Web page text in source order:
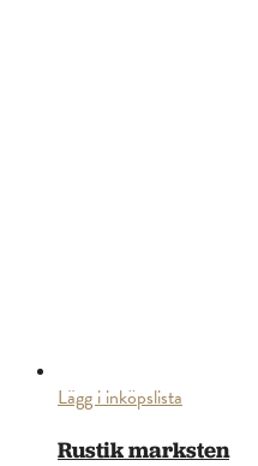
Lägg i inköpslista
Rustik marksten